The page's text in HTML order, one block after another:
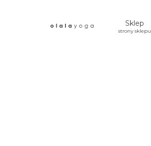
Sklep
strony sklepu